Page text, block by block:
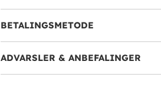
BETALINGSMETODE
ADVARSLER & ANBEFALINGER